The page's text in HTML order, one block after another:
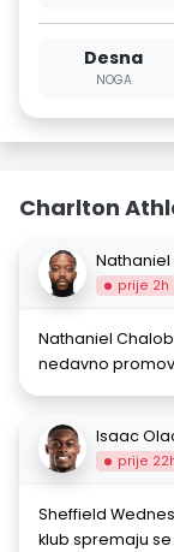
Desna
NOGA
Charlton
prije 2h
Nathaniel
nedavno
Isaac
prije
Sheffield
klub spremaju